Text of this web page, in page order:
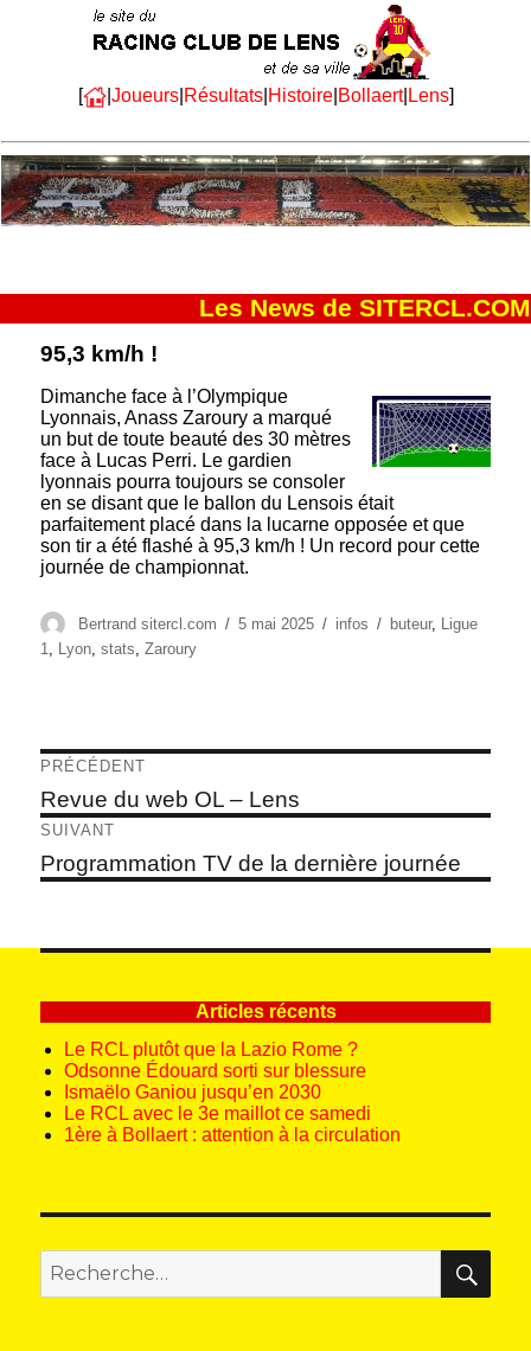
[ | Joueurs| Résultats| Histoire| Bollaert| Lens]
Les News de SITERCL.COM
95,3 km/h !
Dimanche face à l’Olympique
Lyonnais, Anass Zaroury a marqué
un but de toute beauté des 30 mètres
face à Lucas Perri. Le gardien
lyonnais pourra toujours se consoler
en se disant que le ballon du Lensois était
parfaitement placé dans la lucarne opposée et que
son tir a été flashé à 95,3 km/h ! Un record pour cette
journée de championnat.
Auteur
Bertrand sitercl.com
Publié
5 mai 2025 Catégories
infos Étiquettes
buteur,
Ligue
1, Lyon,stats,Zaroury
Navigation
de
l’article
PRÉCÉDENT
Article
précédent :
Revue du web OL – Lens
SUIVANT
Article
suivant :
Programmation TV de la dernière journée
Articles récents
Le RCL plutôt que la Lazio Rome ?
Odsonne Édouard sorti sur blessure
Ismaëlo Ganiou jusqu’en 2030
Le RCL avec le 3e maillot ce samedi
1ère à Bollaert : attention à la circulation
pour
: